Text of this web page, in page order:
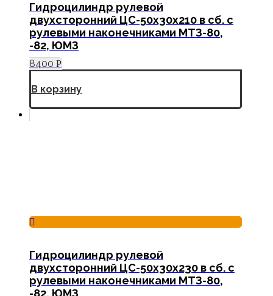
Гидроцилиндр рулевой
двухсторонний ЦС-50х30х210 в сб. с
рулевыми наконечниками МТЗ-80,
-82, ЮМЗ
8400 Р
В корзину
Гидроцилиндр рулевой
двухсторонний ЦС-50х30х230 в сб. с
рулевыми наконечниками МТЗ-80,
-82, ЮМЗ